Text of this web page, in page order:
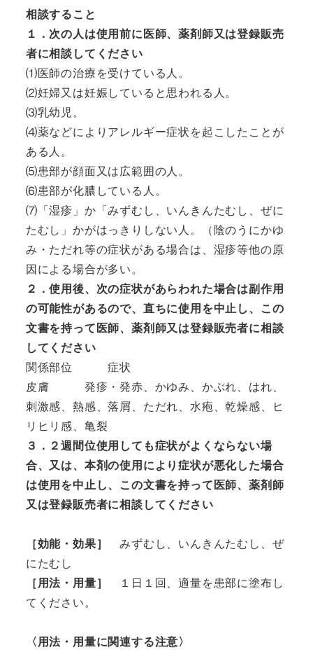
相談すること
１．次の人は使用前に医師、薬剤師又は登録販売
者に相談してください
⑴医師の治療を受けている人。
⑵妊婦又は妊娠していると思われる人。
⑶乳幼児。
⑷薬などによりアレルギー症状を起こしたことが
ある人。
⑸患部が顔面又は広範囲の人。
⑹患部が化膿している人。
⑺「湿疹」か「みずむし、いんきんたむし、ぜに
たむし」かがはっきりしない人。（陰のうにかゆ
み・ただれ等の症状がある場合は、湿疹等他の原
２．使用後、次の症状があらわれた場合は副作用
の可能性があるので、直ちに使用を中止し、この
文書を持って医師、薬剤師又は登録販売者に相談
してください
関係部位　　　症状
皮膚　　　発疹・発赤、かゆみ、かぶれ、はれ、
刺激感、熱感、落屑、ただれ、水疱、乾燥感、ヒ
３．２週間位使用しても症状がよくならない場
合、又は、本剤の使用により症状が悪化した場合
は使用を中止し、この文書を持って医師、薬剤師
又は登録販売者に相談してください
［効能・効果］
みずむし、いんきんたむし、ぜ
［用法・用量］
１日１回、適量を患部に塗布し
てください。
〈用法・用量に関連する注意〉